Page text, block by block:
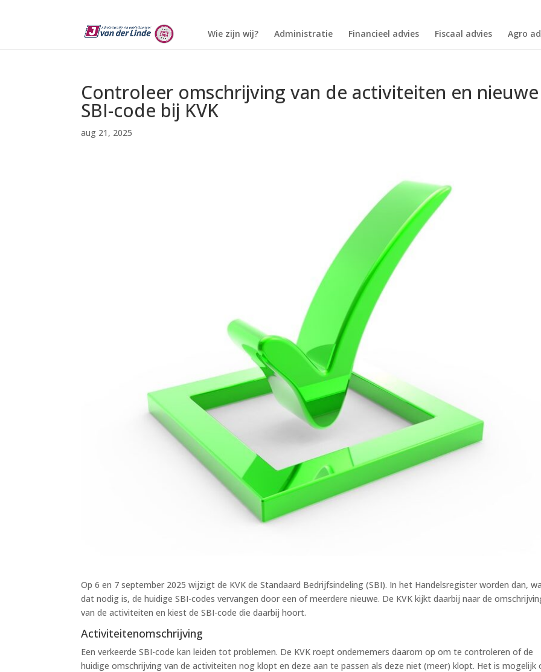
Wie zijn wij? Administratie Financieel advies Fiscaal advies Agro
Controleer omschrijving van de activiteiten en nieuwe
SBI-code bij KVK
aug 21, 2025
Op 6 en 7 september 2025 wijzigt de KVK de Standaard Bedrijfsindeling (SBI). In het Handelsregister worden dan,
dat nodig is, de huidige SBI-codes vervangen door een of meerdere nieuwe. De KVK kijkt daarbij naar de
van de activiteiten en kiest de SBI-code die daarbij hoort.
Activiteitenomschrijving
Een verkeerde SBI-code kan leiden tot problemen. De KVK roept ondernemers daarom op om te controleren of de
huidige omschrijving van de activiteiten nog klopt en deze aan te passen als deze niet (meer) klopt. Het is mogelijk